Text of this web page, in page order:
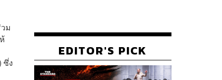
ม
ซึ่ง
EDITOR'S PICK